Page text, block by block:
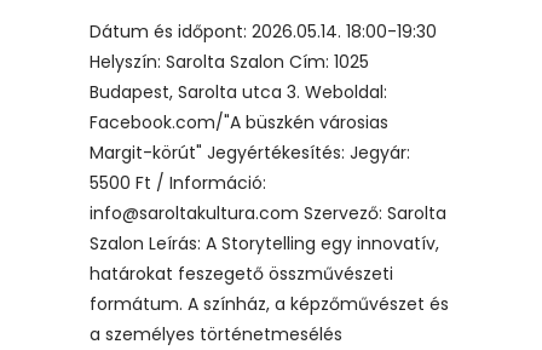
Dátum és időpont: 2026.05.14. 18:00-19:30
Helyszín: Sarolta Szalon Cím: 1025
Budapest, Sarolta utca 3. Weboldal:
Facebook.com/"A büszkén városias
Margit-körút" Jegyértékesítés: Jegyár:
5500 Ft / Információ:
info@saroltakultura.com Szervező: Sarolta
Szalon Leírás: A Storytelling egy innovatív,
határokat feszegető összművészeti
formátum. A színház, a képzőművészet és
a személyes történetmesélés